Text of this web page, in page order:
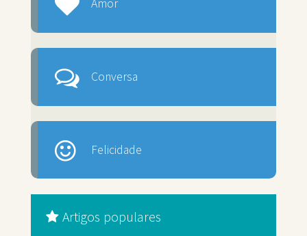
Amor
Conversa
Felicidade
Artigos populares